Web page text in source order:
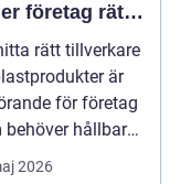
företag rätt
rätt tillverkare
är
för företag
behöver hållbara,
2026